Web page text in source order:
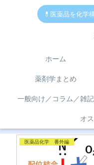
💊医薬品を化学
ホーム
薬剤学まとめ
一般向け／コラム／雑記
オ
医薬品化学 番外編